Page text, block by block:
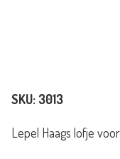
SKU: 3013
Lepel Haags lofje